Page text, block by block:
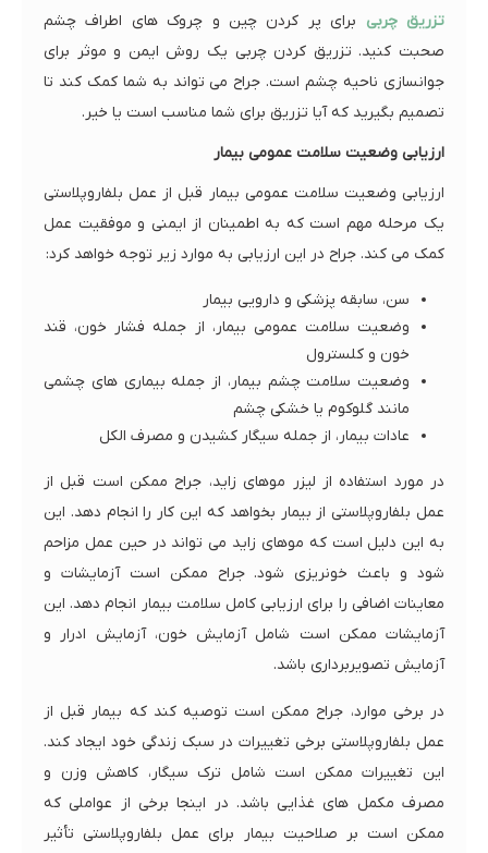
تزریق چربی برای پر کردن چین و چروک های اطراف چشم
صحبت کنید. تزریق کردن چربی یک روش ایمن و موثر برای
جوانسازی ناحیه چشم است. جراح می تواند به شما کمک کند تا
تصمیم بگیرید که آیا تزریق برای شما مناسب است یا خیر.
ارزیابی وضعیت سلامت عمومی بیمار
ارزیابی وضعیت سلامت عمومی بیمار قبل از عمل بلفاروپلاستی
یک مرحله مهم است که به اطمینان از ایمنی و موفقیت عمل
کمک می کند. جراح در این ارزیابی به موارد زیر توجه خواهد کرد:
سن، سابقه پزشکی و دارویی بیمار
وضعیت سلامت عمومی بیمار، از جمله فشار خون، قند
خون و کلسترول
وضعیت سلامت چشم بیمار، از جمله بیماری های چشمی
مانند گلوکوم یا خشکی چشم
عادات بیمار، از جمله سیگار کشیدن و مصرف الکل
در مورد استفاده از لیزر موهای زاید، جراح ممکن است قبل از
عمل بلفاروپلاستی از بیمار بخواهد که این کار را انجام دهد. این
به این دلیل است که موهای زاید می تواند در حین عمل مزاحم
شود و باعث خونریزی شود. جراح ممکن است آزمایشات و
معاینات اضافی را برای ارزیابی کامل سلامت بیمار انجام دهد. این
آزمایشات ممکن است شامل آزمایش خون، آزمایش ادرار و
آزمایش تصویربرداری باشد.
در برخی موارد، جراح ممکن است توصیه کند که بیمار قبل از
عمل بلفاروپلاستی برخی تغییرات در سبک زندگی خود ایجاد کند.
این تغییرات ممکن است شامل ترک سیگار، کاهش وزن و
مصرف مکمل های غذایی باشد. در اینجا برخی از عواملی که
ممکن است بر صلاحیت بیمار برای عمل بلفاروپلاستی تأثیر